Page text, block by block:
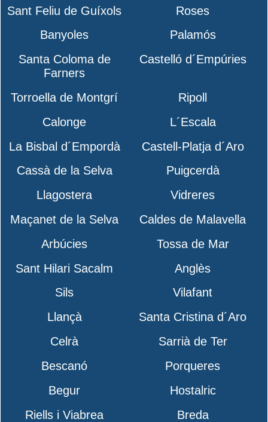
Sant Feliu de Guíxols
Roses
Banyoles
Palamós
Santa Coloma de
Farners
Castelló d´Empúries
Torroella de Montgrí
Ripoll
Calonge
L´Escala
La Bisbal d´Empordà
Castell-Platja d´Aro
Cassà de la Selva
Puigcerdà
Llagostera
Vidreres
Maçanet de la Selva
Caldes de Malavella
Arbúcies
Tossa de Mar
Sant Hilari Sacalm
Anglès
Sils
Vilafant
Llançà
Santa Cristina d´Aro
Celrà
Sarrià de Ter
Bescanó
Porqueres
Begur
Hostalric
Riells i Viabrea
Breda